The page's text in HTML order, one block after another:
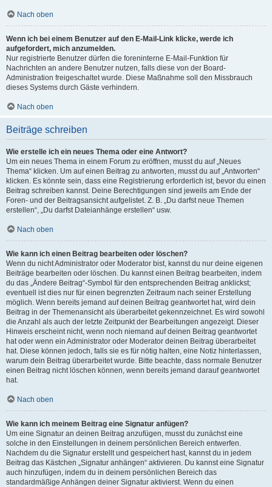
Nach oben
Wenn ich bei einem Benutzer auf den E-Mail-Link klicke, werde ich
aufgefordert, mich anzumelden.
Nur registrierte Benutzer dürfen die foreninterne E-Mail-Funktion für
Nachrichten an andere Benutzer nutzen, falls diese von der Board-
Administration freigeschaltet wurde. Diese Maßnahme soll den Missbrauch
dieses Systems durch Gäste verhindern.
Nach oben
Beiträge schreiben
Wie erstelle ich ein neues Thema oder eine Antwort?
Um ein neues Thema in einem Forum zu eröffnen, musst du auf „Neues
Thema“ klicken. Um auf einen Beitrag zu antworten, musst du auf „Antworten“
klicken. Es könnte sein, dass eine Registrierung erforderlich ist, bevor du einen
Beitrag schreiben kannst. Deine Berechtigungen sind jeweils am Ende der
Foren- und der Beitragsansicht aufgelistet. Z. B. „Du darfst neue Themen
erstellen“, „Du darfst Dateianhänge erstellen“ usw.
Nach oben
Wie kann ich einen Beitrag bearbeiten oder löschen?
Wenn du nicht Administrator oder Moderator bist, kannst du nur deine eigenen
Beiträge bearbeiten oder löschen. Du kannst einen Beitrag bearbeiten, indem
du das „Ändere Beitrag“-Symbol für den entsprechenden Beitrag anklickst;
eventuell ist dies nur für einen begrenzten Zeitraum nach seiner Erstellung
möglich. Wenn bereits jemand auf deinen Beitrag geantwortet hat, wird dein
Beitrag in der Themenansicht als überarbeitet gekennzeichnet. Es wird sowohl
die Anzahl als auch der letzte Zeitpunkt der Bearbeitungen angezeigt. Dieser
Hinweis erscheint nicht, wenn noch niemand auf deinen Beitrag geantwortet
hat oder wenn ein Administrator oder Moderator deinen Beitrag überarbeitet
hat. Diese können jedoch, falls sie es für nötig halten, eine Notiz hinterlassen,
warum dein Beitrag überarbeitet wurde. Bitte beachte, dass normale Benutzer
einen Beitrag nicht löschen können, wenn bereits jemand darauf geantwortet
hat.
Nach oben
Wie kann ich meinem Beitrag eine Signatur anfügen?
Um eine Signatur an deinen Beitrag anzufügen, musst du zunächst eine
solche in den Einstellungen in deinem persönlichen Bereich entwerfen.
Nachdem du die Signatur erstellt und gespeichert hast, kannst du in jedem
Beitrag das Kästchen „Signatur anhängen“ aktivieren. Du kannst eine Signatur
auch hinzufügen, indem du in deinem persönlichen Bereich das
standardmäßige Anhängen deiner Signatur aktivierst. Wenn du einen